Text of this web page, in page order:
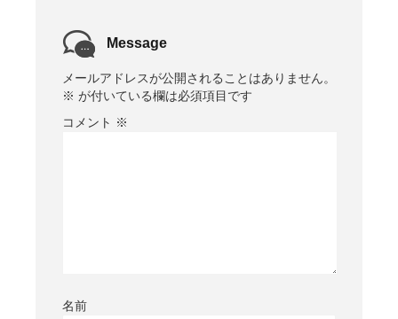
Message
メールアドレスが公開されることはありません。
※ が付いている欄は必須項目です
コメント ※
名前